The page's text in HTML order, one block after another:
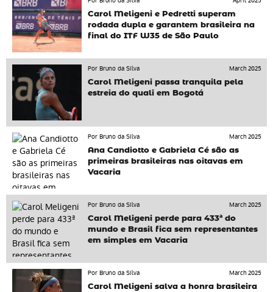
Carol Meligeni e Pedretti superam
rodada dupla e garantem brasileira na
final do ITF W35 de São Paulo
Por Bruno da Silva
March 2025
Carol Meligeni passa tranquila pela
estreia do quali em Bogotá
Por Bruno da Silva
March 2025
Ana Candiotto e Gabriela Cé são as
primeiras brasileiras nas oitavas em
Vacaria
Por Bruno da Silva
March 2025
Carol Meligeni perde para 433ª do
mundo e Brasil fica sem representantes
em simples em Vacaria
Por Bruno da Silva
March 2025
Carol Meligeni salva a honra brasileira